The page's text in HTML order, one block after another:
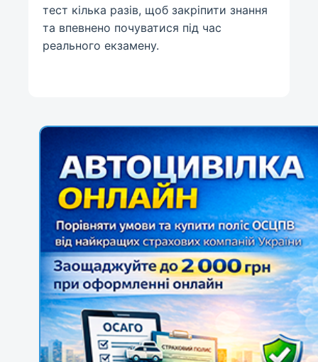
тест кілька разів, щоб закріпити знання
та впевнено почуватися під час
реального екзамену.